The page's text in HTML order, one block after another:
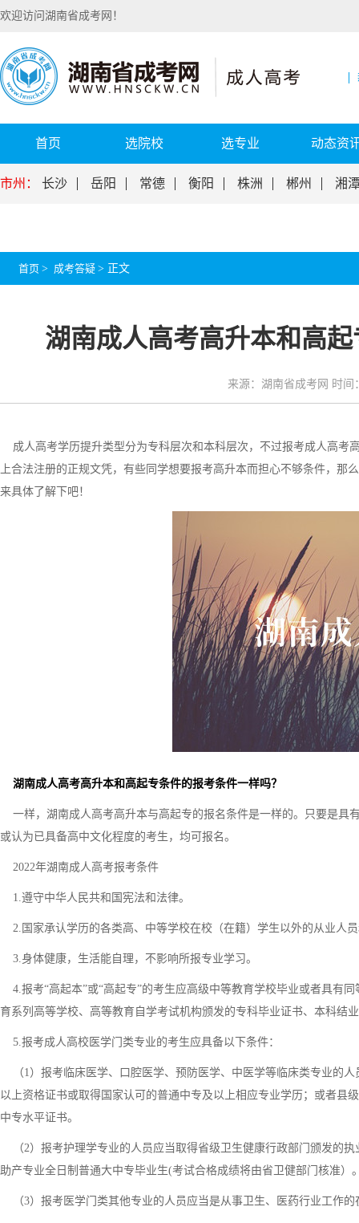
欢迎访问湖南省成考网！
首页 选院校 选专业 动态资
市州： 长沙 岳阳 常德 衡阳 株洲 郴州 湘
首页 > 成考答疑 > 正文
湖南成人高考高升本和高
来源：湖南省成考网 时间
成人高考学历提升类型分为专科层次和本科层次，不过报考成人高考
上合法注册的正规文凭，有些同学想要报考高升本而担心不够条件，那么
来具体了解下吧！
湖南成人高考高升本和高起专条件的报考条件一样吗？
一样，湖南成人高考高升本与高起专的报名条件是一样的。只要是具
或认为已具备高中文化程度的考生，均可报名。
2022年湖南成人高考报考条件
1.遵守中华人民共和国宪法和法律。
2.国家承认学历的各类高、中等学校在校（在籍）学生以外的从业人
3.身体健康，生活能自理，不影响所报专业学习。
4.报考“高起本”或“高起专”的考生应高级中等教育学校毕业或者具有
育系列高等学校、高等教育自学考试机构颁发的专科毕业证书、本科结
5.报考成人高校医学门类专业的考生应具备以下条件：
（1）报考临床医学、口腔医学、预防医学、中医学等临床类专业的
以上资格证书或取得国家认可的普通中专及以上相应专业学历；或者县
中专水平证书。
（2）报考护理学专业的人员应当取得省级卫生健康行政部门颁发的
助产专业全日制普通大中专毕业生(考试合格成绩将由省卫健部门核准）
（3）报考医学门类其他专业的人员应当是从事卫生、医药行业工作的